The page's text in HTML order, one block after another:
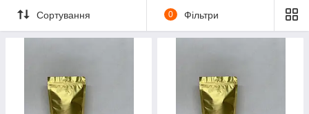
Сортування 0 Фільтри